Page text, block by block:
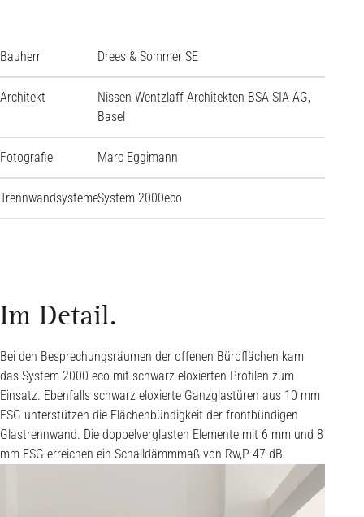
Bauherr Drees & Sommer SE
Architekt
Nissen Wentzlaff Architekten BSA SIA AG,
Basel
Fotografie Marc Eggimann
TrennwandsystemeSystem 2000eco
Im Detail.
Bei den Besprechungsräumen der offenen Büroflächen kam
das System 2000 eco mit schwarz eloxierten Profilen zum
Einsatz. Ebenfalls schwarz eloxierte Ganzglastüren aus 10 mm
ESG unterstützen die Flächenbündigkeit der frontbündigen
Glastrennwand. Die doppelverglasten Elemente mit 6 mm und 8
mm ESG erreichen ein Schalldämmmaß von Rw,P 47 dB.